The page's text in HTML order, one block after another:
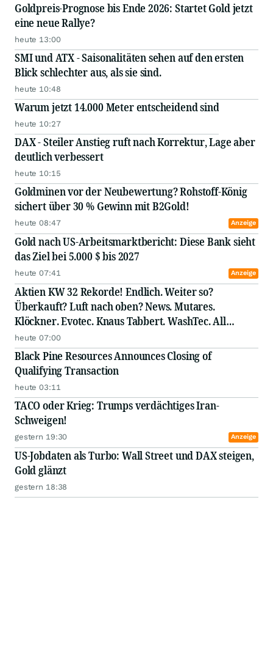
Goldpreis-Prognose bis Ende 2026: Startet Gold jetzt
eine neue Rallye?
heute 13:00
SMI und ATX - Saisonalitäten sehen auf den ersten
Blick schlechter aus, als sie sind.
heute 10:48
Warum jetzt 14.000 Meter entscheidend sind
heute 10:27
DAX - Steiler Anstieg ruft nach Korrektur, Lage aber
deutlich verbessert
heute 10:15
Goldminen vor der Neubewertung? Rohstoff-König
sichert über 30 % Gewinn mit B2Gold!
heute 08:47 Anzeige
Gold nach US-Arbeitsmarktbericht: Diese Bank sieht
das Ziel bei 5.000 $ bis 2027
heute 07:41 Anzeige
Aktien KW 32 Rekorde! Endlich. Weiter so?
Überkauft? Luft nach oben? News. Mutares.
Klöckner. Evotec. Knaus Tabbert. WashTec. All
Stabilus. ElringKlinger. Hamborner REIT. Jost. SUSS
MicroTec. Rational. Elmos Semiconductor. GFT.
Bastei Lübbe. Nordex. Aurub
heute 07:00
Black Pine Resources Announces Closing of
Qualifying Transaction
heute 03:11
TACO oder Krieg: Trumps verdächtiges Iran-
Schweigen!
gestern 19:30 Anzeige
US-Jobdaten als Turbo: Wall Street und DAX steigen,
Gold glänzt
gestern 18:38